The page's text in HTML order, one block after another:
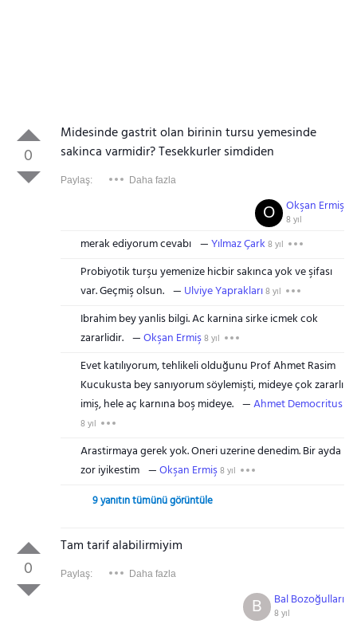
0
Midesinde gastrit olan birinin tursu yemesinde
sakinca varmidir? Tesekkurler simdiden
Paylaş: Daha fazla
Okşan Ermiş
8 yıl
O
merak ediyorum cevabı Yılmaz Çark 8 yıl
Probiyotik turşu yemenize hicbir sakınca yok ve şifası
var. Geçmiş olsun.
Ulviye Yaprakları8 yıl
Ibrahim bey yanlis bilgi. Ac karnina sirke icmek cok
zararlidir.
Okşan Ermiş8 yıl
Evet katılıyorum, tehlikeli olduğunu Prof Ahmet Rasim
Kucukusta bey sanıyorum söylemişti, mideye çok zararlı
imiş, hele aç karnına boş mideye.
Ahmet Democritus
8 yıl
Arastirmaya gerek yok. Oneri uzerine denedim. Bir ayda
zor iyikestim
Okşan Ermiş8 yıl
9 yanıtın tümünü görüntüle
0
Tam tarif alabilirmiyim
Paylaş: Daha fazla
Bal Bozoğulları
8 yıl
B